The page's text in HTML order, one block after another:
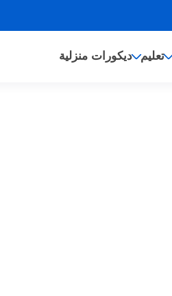
تعليم ديكورات منزلية